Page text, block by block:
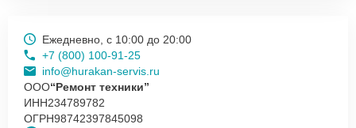
Ежедневно, с 10:00 до 20:00
+7 (800) 100-91-25
info@hurakan-servis.ru
ООО“Ремонт техники”
ИНН234789782
ОГРН98742397845098